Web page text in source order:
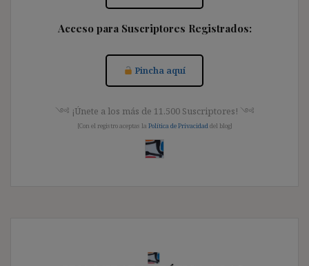
Acceso para Suscriptores Registrados:
Pincha aquí
༺ ¡Únete a los más de 11.500 Suscriptores! ༺
[Con el registro aceptas la Política de Privacidaddel blog]